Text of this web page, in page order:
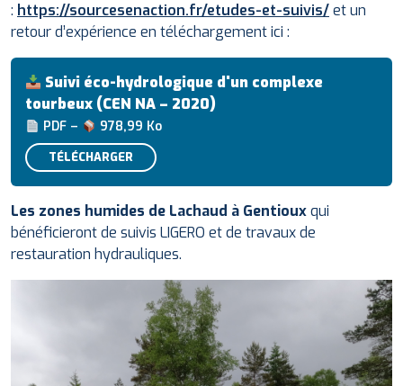
: https://sourcesenaction.fr/etudes-et-suivis/et un
retour d’expérience en téléchargement ici :
Suivi éco-hydrologique d'un complexe
tourbeux (CEN NA – 2020)
PDF – 978,99 Ko
TÉLÉCHARGER
Les zones humides de Lachaud à Gentiouxqui
bénéficieront de suivis LIGERO et de travaux de
restauration hydrauliques.